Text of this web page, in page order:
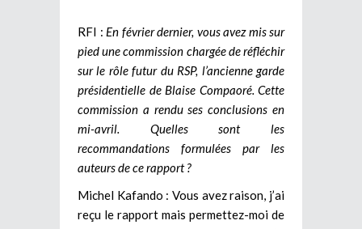
RFI : En février dernier, vous avez mis sur
pied une commission chargée de réfléchir
sur le rôle futur du RSP, l’ancienne garde
présidentielle de Blaise Compaoré. Cette
commission a rendu ses conclusions en
mi-avril. Quelles sont les
recommandations formulées par les
auteurs de ce rapport ?
Michel Kafando : Vous avez raison, j’ai
reçu le rapport mais permettez-moi de